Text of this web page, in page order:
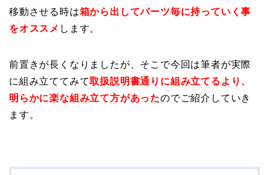
移動させる時は箱から出してパーツ毎に持っていく事
をオススメ します。
前置きが長くなりましたが、そこで今回は筆者が実際
に組み立ててみて取扱説明書通りに組み立てるより、
明らかに楽な組み立て方があったのでご紹介していき
ます。